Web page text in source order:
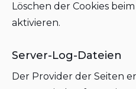
Löschen der Cookies
aktivieren.
Server-Log-Dateien
Der Provider der Seiten